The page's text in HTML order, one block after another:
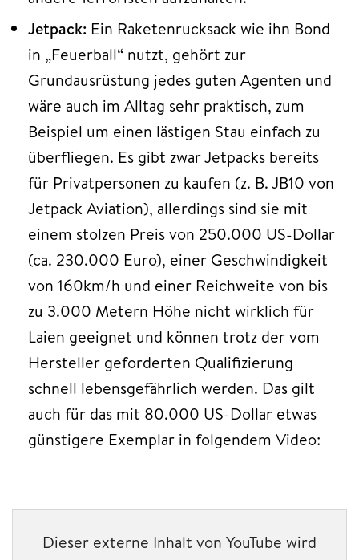
Jetpack: Ein Raketenrucksack wie ihn Bond
in „Feuerball“ nutzt, gehört zur
Grundausrüstung jedes guten Agenten und
wäre auch im Alltag sehr praktisch, zum
Beispiel um einen lästigen Stau einfach zu
überfliegen. Es gibt zwar Jetpacks bereits
für Privatpersonen zu kaufen (z. B. JB10 von
Jetpack Aviation), allerdings sind sie mit
einem stolzen Preis von 250.000 US-Dollar
(ca. 230.000 Euro), einer Geschwindigkeit
von 160km/h und einer Reichweite von bis
zu 3.000 Metern Höhe nicht wirklich für
Laien geeignet und können trotz der vom
Hersteller geforderten Qualifizierung
schnell lebensgefährlich werden. Das gilt
auch für das mit 80.000 US-Dollar etwas
günstigere Exemplar in folgendem Video:
Dieser externe Inhalt von YouTube wird